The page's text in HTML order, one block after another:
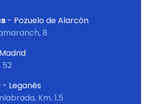
- Pozuelo de Alarcón
8
52
- Leganés
Km. 1,5